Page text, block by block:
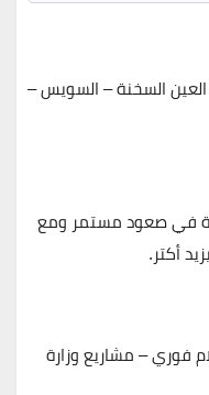
السخنة – السويس –
في صعود مستمر ومع
فوري – مشاريع وزارة